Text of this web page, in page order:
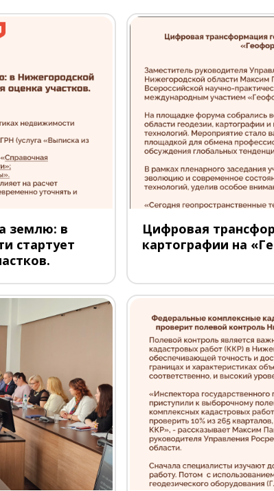
землю: в
стартует
Цифровая
картографии на